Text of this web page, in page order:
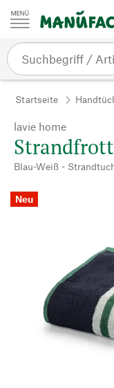
Zum Inhalt springen
Startseite
lavie home
Blau-Weiß -
Neu